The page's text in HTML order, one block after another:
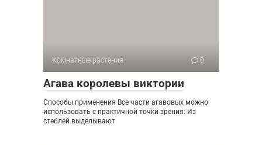
Комнатные растения 0
Агава королевы виктории
Способы применения Все части агавовых можно
использовать с практичной точки зрения: Из
стеблей выделывают